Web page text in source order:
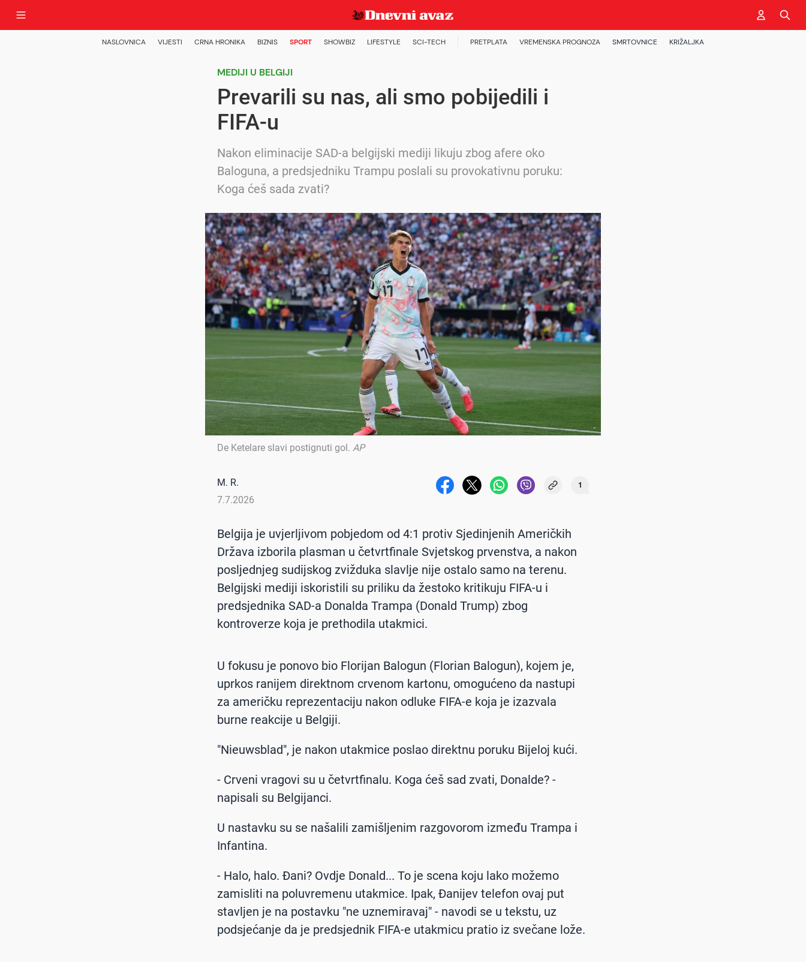
NASLOVNICA VIJESTI CRNA HRONIKA BIZNIS SPORT SHOWBIZ LIFESTYLE SCI-TECH PRETPLATA VREMENSKA PROGNOZA SMRTOVNICE KRIŽALJKA
MEDIJI U BELGIJI
Prevarili su nas, ali smo pobijedili i
FIFA-u
Nakon eliminacije SAD-a belgijski mediji likuju zbog afere oko
Baloguna, a predsjedniku Trampu poslali su provokativnu poruku:
Koga ćeš sada zvati?
De Ketelare slavi postignuti gol . AP
M. R.
7.7.2026
1
Belgija je uvjerljivom pobjedom od 4:1 protiv Sjedinjenih Američkih
Država izborila plasman u četvrtfinale Svjetskog prvenstva, a nakon
posljednjeg sudijskog zvižduka slavlje nije ostalo samo na terenu.
Belgijski mediji iskoristili su priliku da žestoko kritikuju FIFA-u i
predsjednika SAD-a Donalda Trampa (Donald Trump) zbog
kontroverze koja je prethodila utakmici.
U fokusu je ponovo bio Florijan Balogun (Florian Balogun), kojem je,
uprkos ranijem direktnom crvenom kartonu, omogućeno da nastupi
za američku reprezentaciju nakon odluke FIFA-e koja je izazvala
burne reakcije u Belgiji.
"Nieuwsblad", je nakon utakmice poslao direktnu poruku Bijeloj kući.
- Crveni vragovi su u četvrtfinalu. Koga ćeš sad zvati, Donalde? -
napisali su Belgijanci.
U nastavku su se našalili zamišljenim razgovorom između Trampa i
Infantina.
- Halo, halo. Đani? Ovdje Donald... To je scena koju lako možemo
zamisliti na poluvremenu utakmice. Ipak, Đanijev telefon ovaj put
stavljen je na postavku "ne uznemiravaj" - navodi se u tekstu, uz
podsjećanje da je predsjednik FIFA-e utakmicu pratio iz svečane lože.